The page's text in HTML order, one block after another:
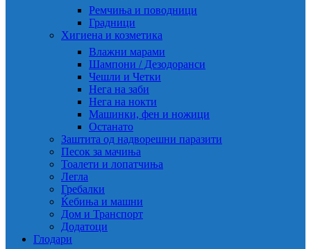
Ремчиња и поводници
Градници
Хигиена и козметика
Влажни марами
Шампони / Дезодоранси
Чешли и Четки
Нега на заби
Нега на нокти
Машинки, фен и ножици
Останато
Заштита од надворешни паразити
Песок за мачиња
Тоалети и лопатчиња
Легла
Гребалки
Ќебиња и машни
Дом и Транспорт
Додатоци
Глодари